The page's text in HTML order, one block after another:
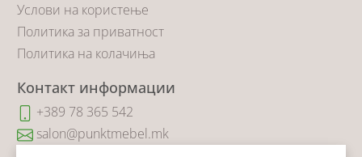
Услови на користење
Политика за приватност
Политика на колачиња
Контакт информации
+389 78 365 542
salon@punktmebel.mk